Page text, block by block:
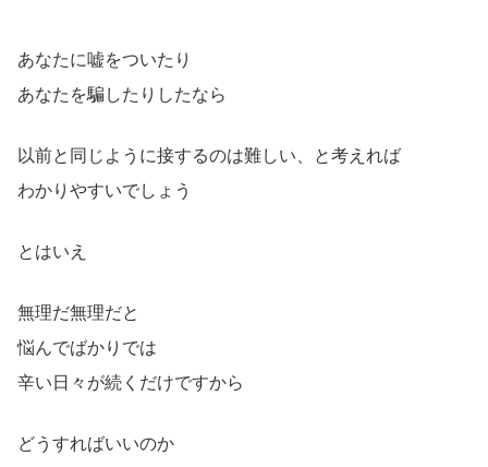
あなたに嘘をついたり
あなたを騙したりしたなら
以前と同じように接するのは難しい、と考えれば
わかりやすいでしょう
とはいえ
無理だ無理だと
悩んでばかりでは
辛い日々が続くだけですから
どうすればいいのか